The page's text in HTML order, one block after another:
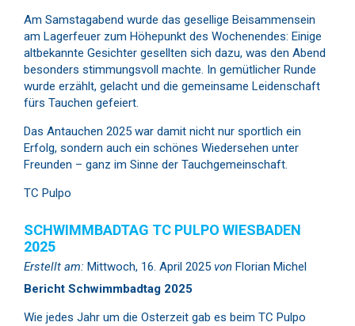
Am Samstagabend wurde das gesellige Beisammensein
am Lagerfeuer zum Höhepunkt des Wochenendes: Einige
altbekannte Gesichter gesellten sich dazu, was den Abend
besonders stimmungsvoll machte. In gemütlicher Runde
wurde erzählt, gelacht und die gemeinsame Leidenschaft
fürs Tauchen gefeiert.
Das Antauchen 2025 war damit nicht nur sportlich ein
Erfolg, sondern auch ein schönes Wiedersehen unter
Freunden – ganz im Sinne der Tauchgemeinschaft.
TC Pulpo
SCHWIMMBADTAG TC PULPO WIESBADEN
2025
Erstellt am: Mittwoch, 16. April 2025 von Florian Michel
Bericht Schwimmbadtag 2025
Wie jedes Jahr um die Osterzeit gab es beim TC Pulpo